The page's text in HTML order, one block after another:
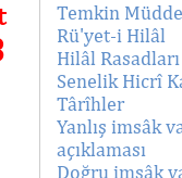
Temkin
Rü'yet-i Hilâl
Hilâl Rasadları
Senelik Hicrî
Târîhler
Yanlış imsâk
açıklaması
Doğru imsâk